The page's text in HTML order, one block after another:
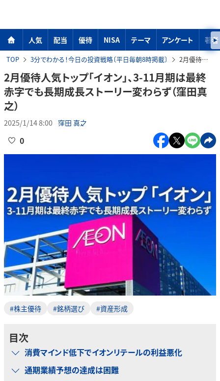
人気 配当 優待 NISA テーマ アンケート 著者
TOP 3分でわかる！今日の投資戦略〔平日毎朝8時掲載〕 2月優待人気トップ「イオン」、3-11月期は最終赤字でも長期成長ストーリー変わらず（窪田真之）
2月優待人気トップ「イオン」、3-11月期は最終
赤字でも長期成長ストーリー変わらず（窪田真
之）
2025/1/14 8:00 窪田 真之
0
#株主優待 #銘柄選び #資産形成
目次
消費マインド低下でイオンリテールの利益悪化
通期業績予想の達成は困難